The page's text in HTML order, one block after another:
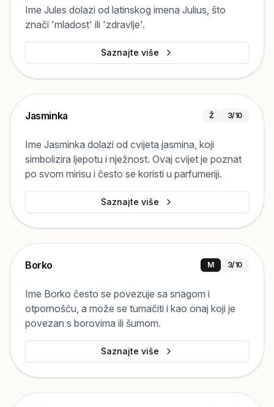
Ime Jules dolazi od latinskog imena Julius, što
znači 'mladost' ili 'zdravlje'.
Saznajte više
Jasminka Ž 3/10
Ime Jasminka dolazi od cvijeta jasmina, koji
simbolizira ljepotu i nježnost. Ovaj cvijet je poznat
po svom mirisu i često se koristi u parfumeriji.
Saznajte više
Borko M 3/10
Ime Borko često se povezuje sa snagom i
otpornošću, a može se tumačiti i kao onaj koji je
povezan s borovima ili šumom.
Saznajte više